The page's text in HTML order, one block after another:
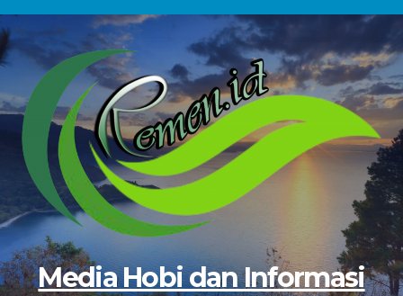
Skip
to
content
Media Hobi dan Informasi